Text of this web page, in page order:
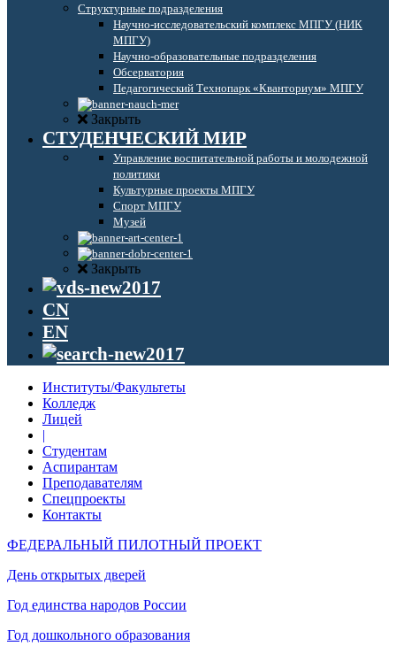
Структурные подразделения
Научно-исследовательский комплекс МПГУ (НИК
МПГУ)
Научно-образовательные подразделения
Обсерватория
Педагогический Технопарк «Кванториум» МПГУ
Закрыть
СТУДЕНЧЕСКИЙ МИР
Управление воспитательной работы и молодежной
политики
Культурные проекты МПГУ
Спорт МПГУ
Музей
Закрыть
CN
EN
Институты/Факультеты
Колледж
Лицей
|
Студентам
Аспирантам
Преподавателям
Спецпроекты
Контакты
ФЕДЕРАЛЬНЫЙ ПИЛОТНЫЙ ПРОЕКТ
День открытых дверей
Год единства народов России
Год дошкольного образования